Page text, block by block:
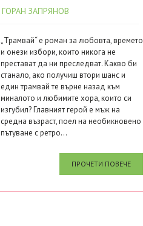
ГОРАН ЗАПРЯНОВ
„Трамвай“ е роман за любовта, времето
и онези избори, които никога не
престават да ни преследват. Какво би
станало, ако получиш втори шанс и
един трамвай те върне назад към
миналото и любимите хора, които си
изгубил? Главният герой е мъж на
средна възраст, поел на необикновено
пътуване с ретро...
ПРОЧЕТИ ПОВЕЧЕ